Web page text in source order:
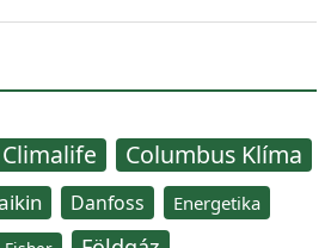
Climalife Columbus Klíma
Danfoss Energetika